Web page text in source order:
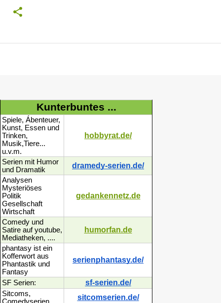
Kunterbuntes ...
Spiele, Ábenteuer,
Kunst, Essen und
Trinken,
Musik,Tiere...
u.v.m.
hobbyrat.de/
Serien mit Humor
und Dramatik
dramedy-serien.de/
Analysen
Mysteriöses
Politik
Gesellschaft
Wirtschaft
gedankennetz.de
Comedy und
Satire auf youtube,
Mediatheken, ....
humorfan.de
phantasy ist ein
Kofferwort aus
Phantastik und
Fantasy
serienphantasy.de/
SF Serien: sf-serien.de/
Sitcoms,
sitcomserien.de/